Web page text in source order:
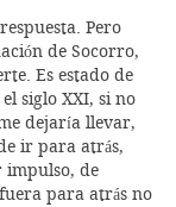
Pero
de Socorro,
Es estado de
siglo XXI, si no
dejaría llevar,
ir para atrás,
impulso, de
para atrás no